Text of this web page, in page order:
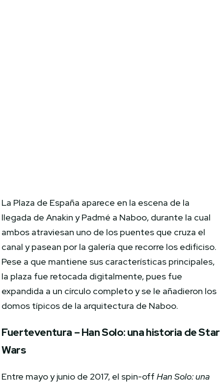
La Plaza de España aparece en la escena de la
llegada de Anakin y Padmé a Naboo, durante la cual
ambos atraviesan uno de los puentes que cruza el
canal y pasean por la galería que recorre los edificiso.
Pese a que mantiene sus características principales,
la plaza fue retocada digitalmente, pues fue
expandida a un círculo completo y se le añadieron los
domos típicos de la arquitectura de Naboo.
Fuerteventura – Han Solo: una historia de Star
Wars
Entre mayo y junio de 2017, el spin-offHan Solo: una